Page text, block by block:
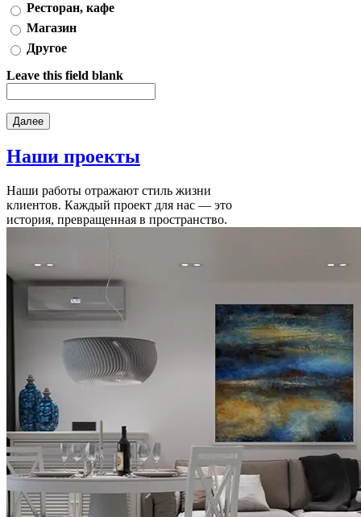
Ресторан, кафе
Магазин
Другое
Leave this field blank
Наши проекты
Наши работы отражают стиль жизни
клиентов. Каждый проект для нас — это
история, превращенная в пространство.